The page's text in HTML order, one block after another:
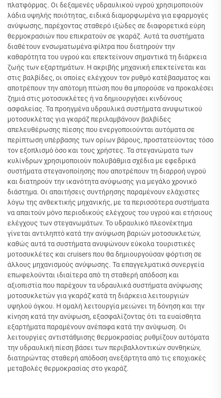
πλατφόρμας. Οι δεξαμενές υδραυλικού υγρού χρησιμοποιούν
λάδια υψηλής ποιότητας, ειδικά διαμορφωμένα για εφαρμογές
ανύψωσης, παρέχοντας σταθερό ιξώδες σε διαφορετικά εύρη
θερμοκρασιών που επικρατούν σε γκαράζ. Αυτά τα συστήματα
διαθέτουν ενσωματωμένα φίλτρα που διατηρούν την
καθαρότητα του υγρού και επεκτείνουν σημαντικά τη διάρκεια
ζωής των εξαρτημάτων. Η ακριβής μηχανική επεκτείνεται και
στις βαλβίδες, οι οποίες ελέγχουν τον ρυθμό κατέβασματος και
αποτρέπουν την απότομη πτώση που θα μπορούσε να προκαλέσει
ζημιά στις μοτοσυκλέτες ή να δημιουργήσει κινδύνους
ασφαλείας. Τα προηγμένα υδραυλικά συστήματα ανυψωτικού
μοτοσυκλέτας για γκαράζ περιλαμβάνουν βαλβίδες
απελευθέρωσης πίεσης που ενεργοποιούνται αυτόματα σε
περίπτωση υπέρβασης των ορίων βάρους, προστατεύοντας τόσο
τον εξοπλισμό όσο και τους χρήστες. Τα στεγανώματα των
κυλίνδρων χρησιμοποιούν πολυβάθμια σχέδια με εφεδρικά
συστήματα στεγανοποίησης που αποτρέπουν τη διαρροή υγρού
και διατηρούν την ικανότητα ανύψωσης για μεγάλο χρονικό
διάστημα. Οι απαιτήσεις συντήρησης παραμένουν ελάχιστες
λόγω της ανθεκτικής μηχανικής, με τα περισσότερα συστήματα
να απαιτούν μόνο περιοδικούς ελέγχους του υγρού και ετήσιους
ελέγχους των στεγανωμάτων. Το υδραυλικό πλεονέκτημα
γίνεται αντιληπτό κατά την ανύψωση βαριών μοτοσυκλετών,
καθώς αυτά τα συστήματα ανυψώνουν εύκολα τουριστικές
μοτοσυκλέτες και cruisers που θα δημιουργούσαν φόρτιση σε
άλλους μηχανισμούς ανύψωσης. Τα επαγγελματικά συνεργεία
επωφελούνται ιδιαίτερα από τη σταθερή απόδοση και
αξιοπιστία που παρέχουν τα υδραυλικά συστήματα ανύψωσης
μοτοσυκλετών για γκαράζ κατά τη διάρκεια λειτουργιών
υψηλού όγκου. Η ομαλή λειτουργία μειώνει τη δόνηση και την
κίνηση κατά την ανύψωση, εξασφαλίζοντας ότι τα ευαίσθητα
εξαρτήματα παραμένουν ανέπαφα κατά την ανύψωση. Οι
λειτουργίες αντιστάθμισης θερμοκρασίας ρυθμίζουν αυτόματα
την υδραυλική πίεση βάσει των περιβαλλοντικών συνθηκών,
διατηρώντας σταθερή απόδοση ανεξάρτητα από τις εποχιακές
μεταβολές θερμοκρασίας στο γκαράζ.